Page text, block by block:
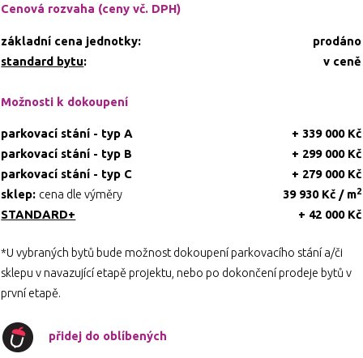
Cenová rozvaha (ceny vč. DPH)
základní cena jednotky:
prodáno
standard bytu: v ceně
Možnosti k dokoupení
parkovací stání - typ A
+ 339 000 Kč
parkovací stání - typ B
+ 299 000 Kč
parkovací stání - typ C
+ 279 000 Kč
sklep: cena dle výměry 39 930 Kč / m2
STANDARD+ + 42 000 Kč
*U vybraných bytů bude možnost dokoupení parkovacího stání a/či
sklepu v navazující etapě projektu, nebo po dokončení prodeje bytů v
první etapě.
přidej do oblíbených